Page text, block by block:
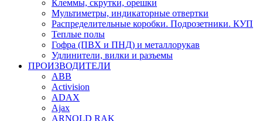
Клеммы, скрутки, орешки
Мультиметры, индикаторные отвертки
Распределительные коробки. Подрозетники. КУП
Теплые полы
Гофра (ПВХ и ПНД) и металлорукав
Удлинители, вилки и разъемы
ПРОИЗВОДИТЕЛИ
ABB
Activision
ADAX
Ajax
ARNOLD RAK